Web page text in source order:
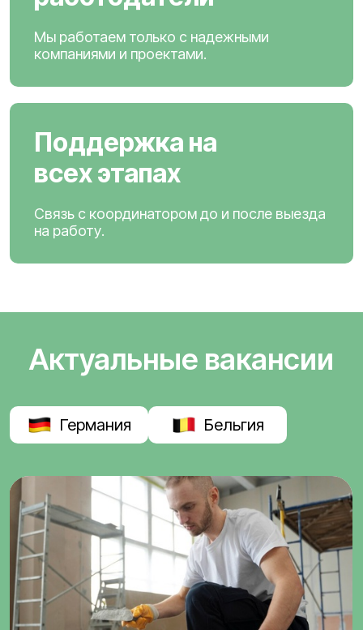
Мы работаем только с надежными
компаниями и проектами.
Поддержка на
всех этапах
Связь с координатором до и после выезда
на работу.
Актуальные вакансии
Германия Бельгия